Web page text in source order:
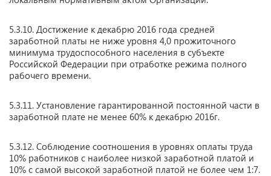
5.3.10. Достижение к декабрю 2016 года средней
заработной платы не ниже уровня 4,0 прожиточного
минимума трудоспособного населения в субъекте
Российской Федерации при отработке режима полного
рабочего времени.
5.3.11. Установление гарантированной постоянной части в
заработной плате не менее 60% к декабрю 2016г.
5.3.12. Соблюдение соотношения в уровнях оплаты труда
10% работников с наиболее низкой заработной платой и
10% с самой высокой заработной платой не более чем 1:7.